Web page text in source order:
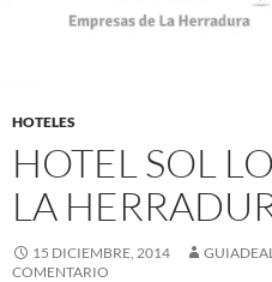
HOTELES
HOTEL SOL
LA
15 DICIEMBRE, 2014
COMENTARIO